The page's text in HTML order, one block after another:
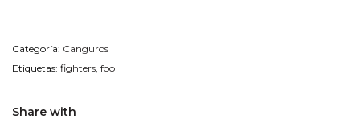
Categoría: Canguros
Etiquetas: fighters, foo
Share with